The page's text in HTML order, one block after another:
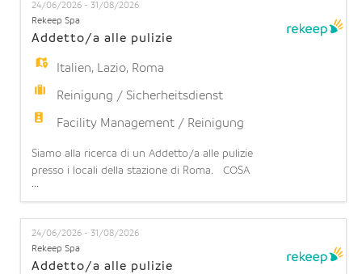
Possibilità di stabilità: l'opportunità di operare in
una realtà strutturata con prospettive di continu
24/06/2026 - 31/08/2026
Rekeep Spa
Addetto/a alle pulizie
Italien, Lazio, Roma
Reinigung / Sicherheitsdienst
Facility Management / Reinigung
Siamo alla ricerca di un Addetto/a alle pulizie
presso i locali della stazione di Roma. COSA
OFFRIAMO: Contratto part-time: 20 ore settimanali
(part time orizzontale 50%) su 5 giorni lavorativi a
settimana (turnazione da lunedì a domenica).
Possibilità di stabilità: l'opportunità di operare in
una realtà strutturata con prospettive di continui
...
24/06/2026 - 31/08/2026
Rekeep Spa
Addetto/a alle pulizie